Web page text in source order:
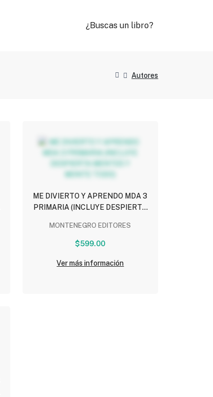
¿Buscas un libro?
Autores
ME DIVIERTO Y APRENDO MDA 3
PRIMARIA (INCLUYE DESPIERTA
MONTENEGRO EDITORES
$599.00
Ver más información